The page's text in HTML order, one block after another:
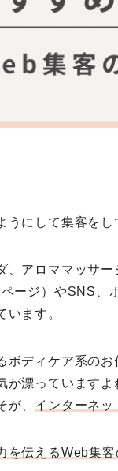
うにして集客をし
、アロママッサー
ージ）やSNS、
います。
ボディケア系の
漂っていますよ
が、 インターネッ
を伝えるWeb集客